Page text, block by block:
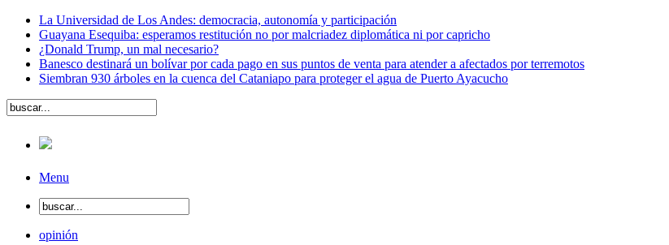
La Universidad de Los Andes: democracia, autonomía y participación
Guayana Esequiba: esperamos restitución no por malcriadez diplomática ni por capricho
¿Donald Trump, un mal necesario?
Banesco destinará un bolívar por cada pago en sus puntos de venta para atender a afectados por terremotos
Siembran 930 árboles en la cuenca del Cataniapo para proteger el agua de Puerto Ayacucho
Menu
opinión